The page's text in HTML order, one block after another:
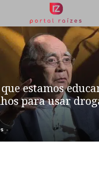
estamos
para usar
-